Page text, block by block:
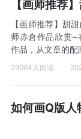
【画师推荐】甜
师赤倉作品欣赏~
作品，从文章的配
29064人阅读
如何画Q版人